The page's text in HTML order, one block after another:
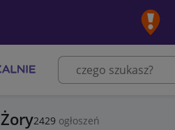
2429 ogłoszeń